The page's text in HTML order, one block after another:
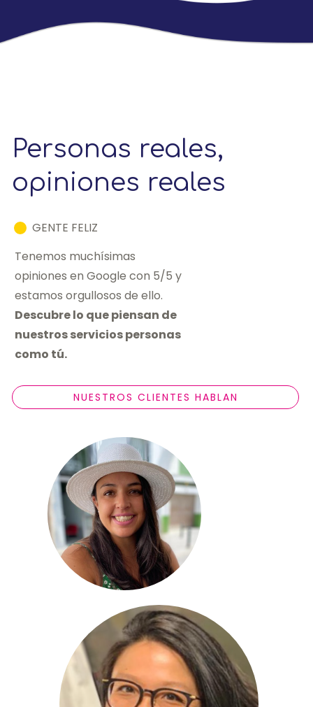
Personas reales,
opiniones reales
GENTE FELIZ
Tenemos muchísimas
opiniones en Google con 5/5 y
estamos orgullosos de ello.
Descubre lo que piensan de
nuestros servicios personas
como tú.
NUESTROS CLIENTES HABLAN
Contentísimos con la
profesionalidad y el
seguimiento
individualizado de todo el
proceso.
¡Ha sido todo un acierto! Hemos
conseguido mejores condiciones y